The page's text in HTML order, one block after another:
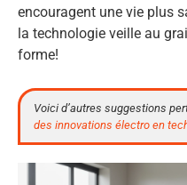
encouragent une vie plus
la technologie veille au
forme!
Voici d’autres suggestions
des innovations électro en